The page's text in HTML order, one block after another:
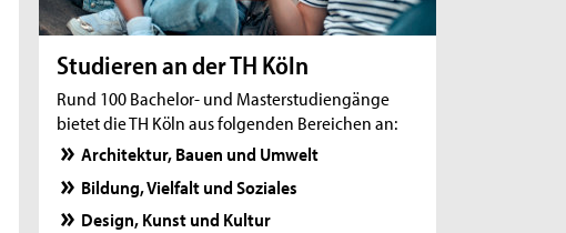
Studieren an der TH Köln
Rund 100 Bachelor- und Masterstudiengänge
bietet die TH Köln aus folgenden Bereichen an:
Architektur, Bauen und Umwelt
Bildung, Vielfalt und Soziales
Design, Kunst und Kultur